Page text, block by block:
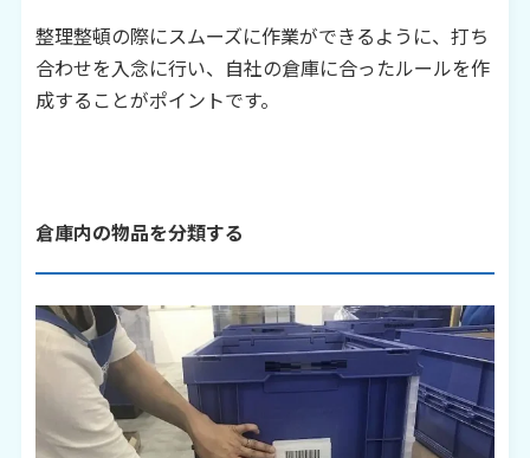
整理整頓の際にスムーズに作業ができるように、打ち
合わせを入念に行い、自社の倉庫に合ったルールを作
成することがポイントです。
倉庫内の物品を分類する